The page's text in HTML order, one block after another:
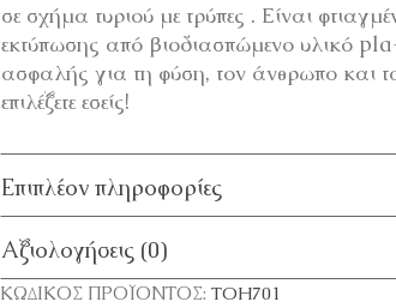
σε σχήμα τυριού με τρύπες . Είναι
εκτύπωσης από βιοδιασπώμενο υλικό
ασφαλής για τη φύση, τον άνθρωπο και
επιλέξετε εσείς!
Επιπλέον πληροφορίες
Αξιολογήσεις (0)
ΚΩΔΙΚΌΣ ΠΡΟΪΌΝΤΟΣ: TOH701